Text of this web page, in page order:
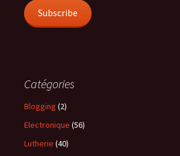
Subscribe
Catégories
Blogging (2)
Electronique (56)
Lutherie (40)